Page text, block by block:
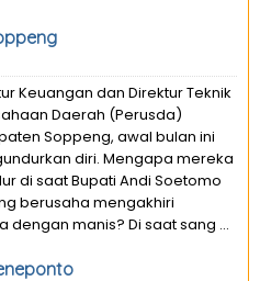
Keuangan dan Direktur Teknik
Daerah (Perusda)
Soppeng, awal bulan ini
diri. Mengapa mereka
di saat Bupati Andi Soetomo
berusaha mengakhiri
manis? Di saat sang ...